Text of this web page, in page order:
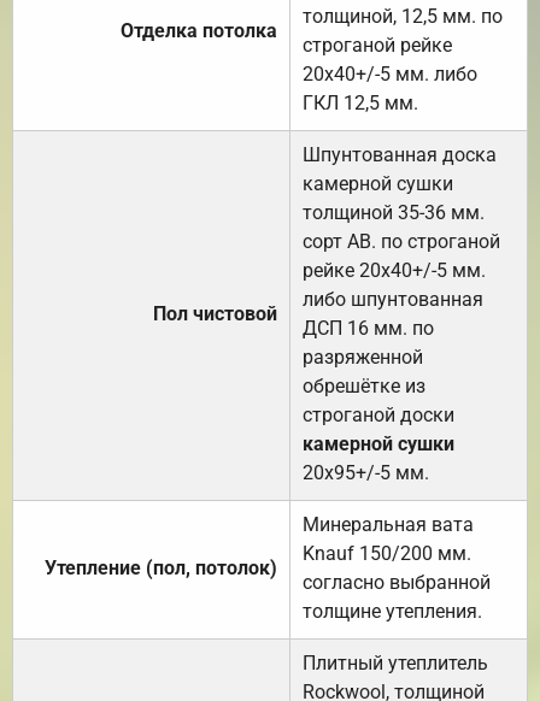
Отделка потолка
толщиной, 12,5 мм. по
строганой рейке
20х40+/-5 мм. либо
ГКЛ 12,5 мм.
Пол чистовой
Шпунтованная доска
камерной сушки
толщиной 35-36 мм.
сорт АВ. по строганой
рейке 20х40+/-5 мм.
либо шпунтованная
ДСП 16 мм. по
разряженной
обрешётке из
строганой доски
камерной сушки
20х95+/-5 мм.
Утепление (пол, потолок)
Минеральная вата
Knauf 150/200 мм.
согласно выбранной
толщине утепления.
Плитный утеплитель
Rockwool, толщиной